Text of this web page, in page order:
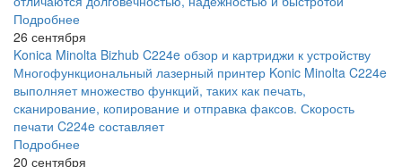
Подробнее
26 сентября
Konica Minolta Bizhub C224e обзор и картриджи к устройству
Многофункциональный лазерный принтер Konic Minolta C224e
выполняет множество функций, таких как печать,
сканирование, копирование и отправка факсов. Скорость
печати C224e составляет
Подробнее
20 сентября